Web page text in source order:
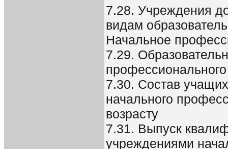
7.28. Учреждения
видам
Начальное
7.29.
7.30. Состав
начального
возрасту
7.31. Выпуск
учреждениями